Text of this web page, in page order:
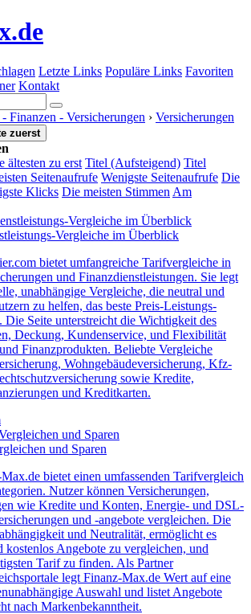
Letzte Links Populäre Links Favoriten
Kontakt
Finanzen - Versicherungen › Versicherungen
zuerst
ältesten zu erst Titel (Aufsteigend) Titel
Seitenaufrufe Wenigste Seitenaufrufe Die
Klicks Die meisten Stimmen Am
Vergleiche im Überblick
bietet umfangreiche Tarifvergleiche in
und Finanzdienstleistungen. Sie legt
unabhängige Vergleiche, die neutral und
zu helfen, das beste Preis-Leistungs-
Die Seite unterstreicht die Wichtigkeit des
Deckung, Kundenservice, und Flexibilität
Finanzprodukten. Beliebte Vergleiche
Wohngebäudeversicherung, Kfz-
sowie Kredite,
und Kreditkarten.
und Sparen
bietet einen umfassenden Tarifvergleich
Nutzer können Versicherungen,
wie Kredite und Konten, Energie- und DSL-
und -angebote vergleichen. Die
und Neutralität, ermöglicht es
kostenlos Angebote zu vergleichen, und
Tarif zu finden. Als Partner
legt Finanz-Max.de Wert auf eine
Auswahl und listet Angebote
nach Markenbekanntheit.